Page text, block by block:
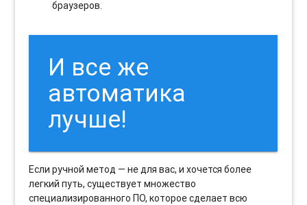
браузеров.
И все же
автоматика
лучше!
Если ручной метод — не для вас, и хочется более
легкий путь, существует множество
специализированного ПО, которое сделает всю